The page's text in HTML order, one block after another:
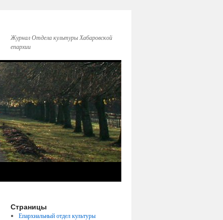
Журнал Отдела культуры Хабаровской
епархии
Страницы
Епархиальный отдел культуры